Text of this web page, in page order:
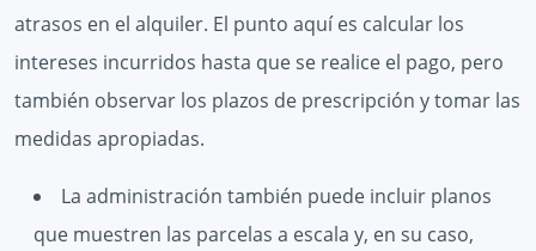
atrasos en el alquiler. El punto aquí es calcular los
intereses incurridos hasta que se realice el pago, pero
también observar los plazos de prescripción y tomar las
medidas apropiadas.
La administración también puede incluir planos
que muestren las parcelas a escala y, en su caso,